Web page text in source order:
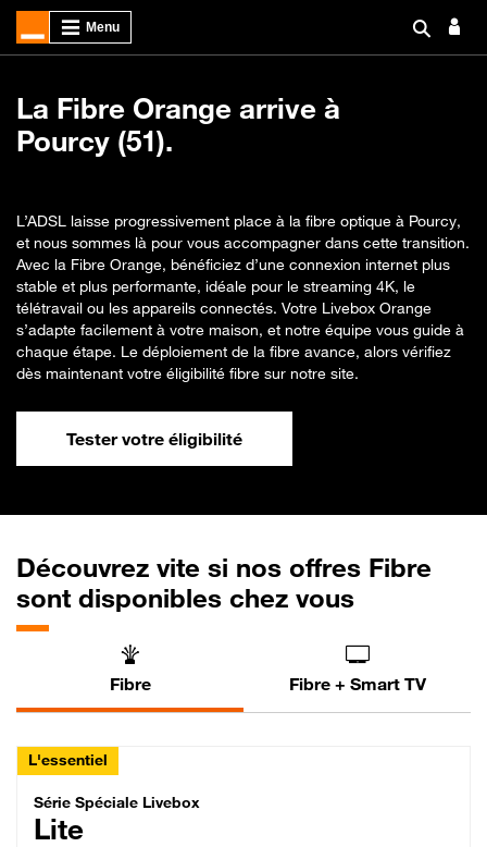
La Fibre Orange arrive à
Pourcy (51).
L’ADSL laisse progressivement place à la fibre optique à Pourcy,
et nous sommes là pour vous accompagner dans cette transition.
Avec la Fibre Orange, bénéficiez d’une connexion internet plus
stable et plus performante, idéale pour le streaming 4K, le
télétravail ou les appareils connectés. Votre Livebox Orange
s’adapte facilement à votre maison, et notre équipe vous guide à
chaque étape. Le déploiement de la fibre avance, alors vérifiez
dès maintenant votre éligibilité fibre sur notre site.
Tester votre éligibilité
Découvrez vite si nos offres Fibre
sont disponibles chez vous
Fibre Fibre + Smart TV
L'essentiel
Série Spéciale Livebox Lite Fibre
Série Spéciale Livebox
Lite